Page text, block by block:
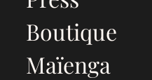
Boutique
Maïenga